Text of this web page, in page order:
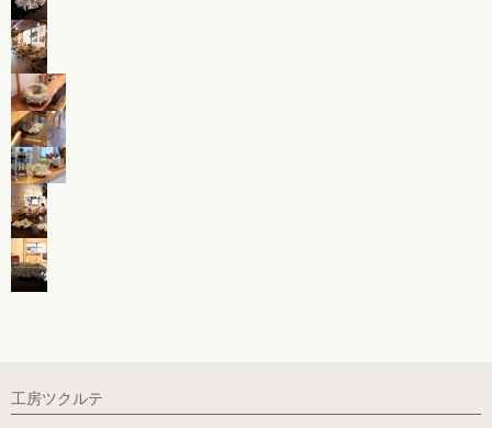
工房ツクルテ